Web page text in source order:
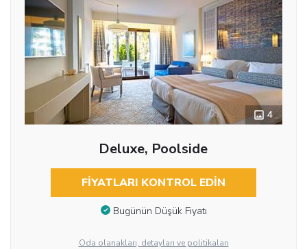
4
Deluxe, Poolside
FIYATLARI KONTROL EDIN
Bugünün Düşük Fiyatı
Oda olanakları, detayları ve politikaları